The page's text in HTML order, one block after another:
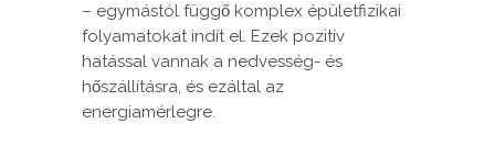
– egymástól függő komplex épületfizikai
folyamatokat indít el. Ezek pozitív
hatással vannak a nedvesség- és
hőszállításra, és ezáltal az
energiamérlegre.